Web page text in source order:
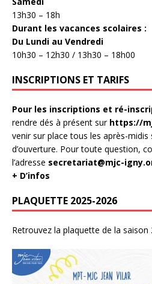
13h30 – 18h
Durant les vacances scolaires :
Du Lundi au Vendredi
10h30 – 12h30 / 13h30 – 18h00
INSCRIPTIONS ET TARIFS
Pour les inscriptions et ré-
rendre dés à présent sur https://
venir sur place tous les après-midis
d’ouverture. Pour toute question,
l’adresse secretariat@mjc-
+ D’infos
PLAQUETTE 2025-2026
Retrouvez la plaquette de la saison